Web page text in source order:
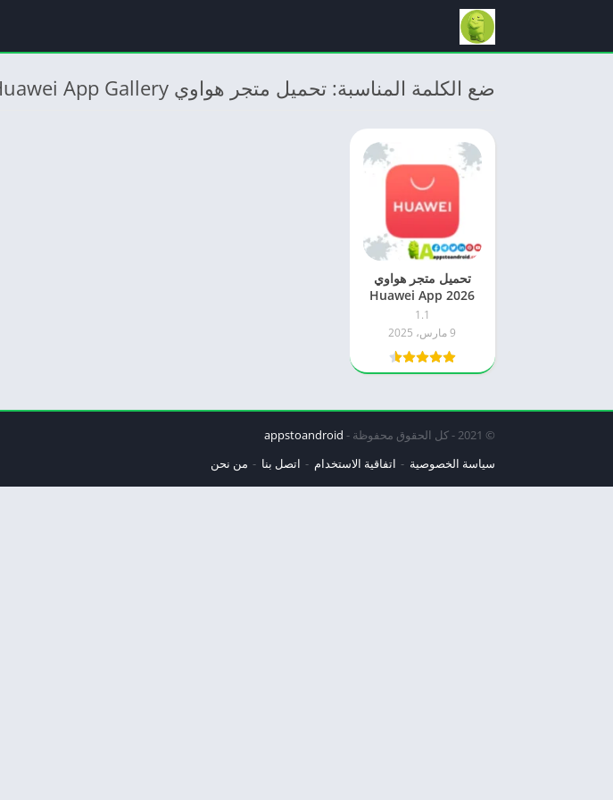
ضع الكلمة المناسبة: تحميل متجر هواوي Huawei App Gallery
تحميل متجر هواوي
2026 Huawei App
Gallery اخر اصدار
مجاناً للاندرويد
1.1
9 مارس، 2025
© 2021 - كل الحقوق محفوظة -
appstoandroid
سياسة الخصوصية
اتفاقية الاستخدام اتصل بنا من نحن